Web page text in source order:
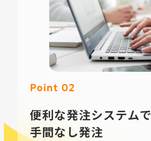
Point 02
便利な発注システムで
手間なし発注